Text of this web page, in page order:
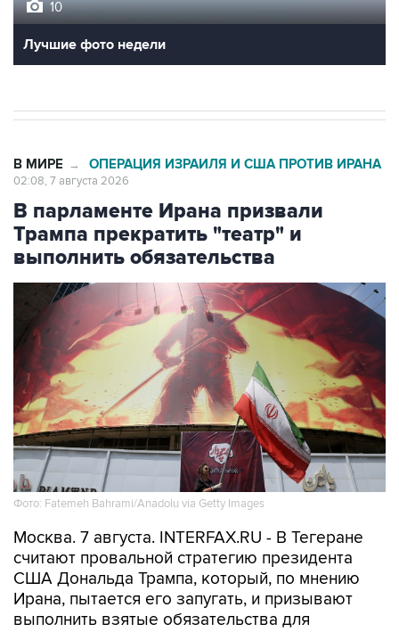
10
Лучшие фото недели
В МИРЕ → ОПЕРАЦИЯ ИЗРАИЛЯ И США ПРОТИВ ИРАНА
02:08, 7 августа 2026
В парламенте Ирана призвали
Трампа прекратить "театр" и
выполнить обязательства
Фото: Fatemeh Bahrami/Anadolu via Getty Images
Москва. 7 августа. INTERFAX.RU - В Тегеране
считают провальной стратегию президента
США Дональда Трампа, который, по мнению
Ирана, пытается его запугать, и призывают
выполнить взятые обязательства для